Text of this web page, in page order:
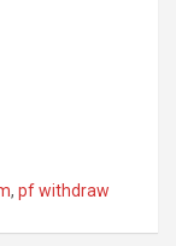
, pf withdraw